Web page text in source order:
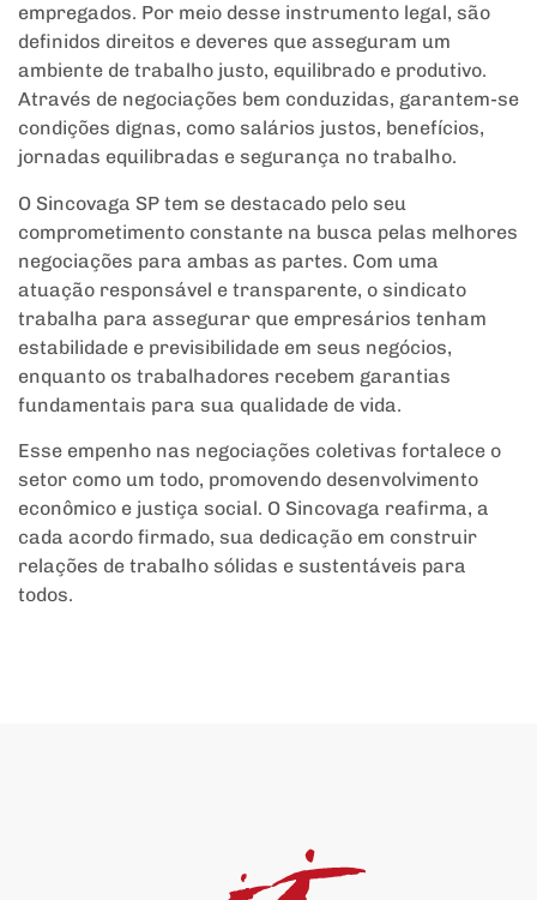
empregados. Por meio desse instrumento legal, são
definidos direitos e deveres que asseguram um
ambiente de trabalho justo, equilibrado e produtivo.
Através de negociações bem conduzidas, garantem-se
condições dignas, como salários justos, benefícios,
jornadas equilibradas e segurança no trabalho.
O Sincovaga SP tem se destacado pelo seu
comprometimento constante na busca pelas melhores
negociações para ambas as partes. Com uma
atuação responsável e transparente, o sindicato
trabalha para assegurar que empresários tenham
estabilidade e previsibilidade em seus negócios,
enquanto os trabalhadores recebem garantias
fundamentais para sua qualidade de vida.
Esse empenho nas negociações coletivas fortalece o
setor como um todo, promovendo desenvolvimento
econômico e justiça social. O Sincovaga reafirma, a
cada acordo firmado, sua dedicação em construir
relações de trabalho sólidas e sustentáveis para
todos.